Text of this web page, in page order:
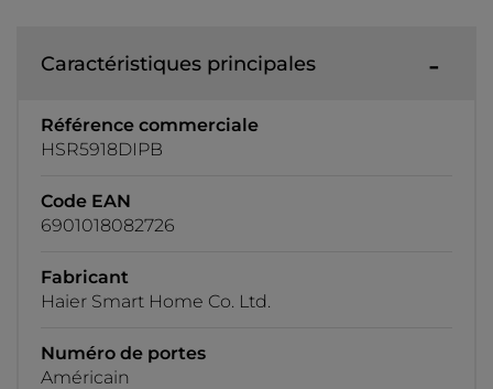
Caractéristiques principales
Référence commerciale
HSR5918DIPB
Code EAN
6901018082726
Fabricant
Haier Smart Home Co. Ltd.
Numéro de portes
Américain